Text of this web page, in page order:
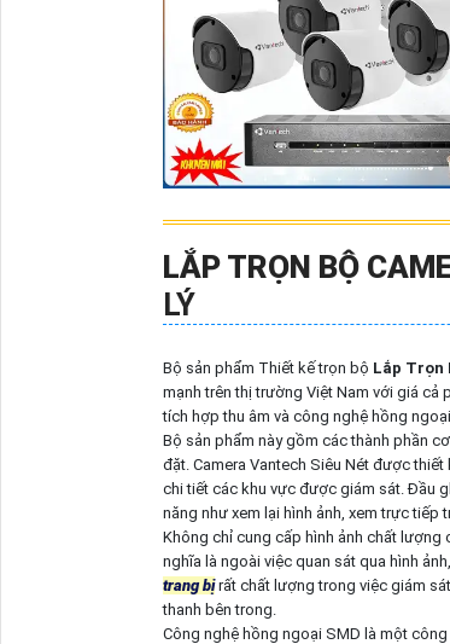
LẮP TRỌN BỘ
LÝ
Bộ sản phẩm Thiết kế trọn bộ Lắp Trọn
mạnh trên thị trường Việt Nam với giá cả
tích hợp thu âm và công nghệ hồng
Bộ sản phẩm này gồm các thành phần
đặt. Camera Vantech Siêu Nét được
chi tiết các khu vực được giám sát. Đầu
năng như xem lại hình ảnh, xem trực
Không chỉ cung cấp hình ảnh chất
nghĩa là ngoài việc quan sát qua hình
trang bịrất chất lượng trong việc giám
thanh bên trong.
Công nghệ hồng ngoại SMD là một